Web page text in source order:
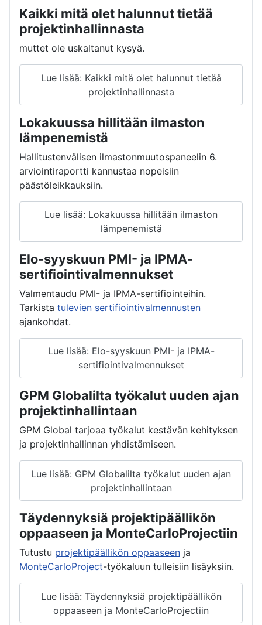
Kaikki mitä olet halunnut tietää
projektinhallinnasta
muttet ole uskaltanut kysyä.
Lue lisää: Kaikki mitä olet halunnut tietää
projektinhallinnasta
Lokakuussa hillitään ilmaston
lämpenemistä
Hallitustenvälisen ilmastonmuutospaneelin 6.
arviointiraportti kannustaa nopeisiin
päästöleikkauksiin.
Lue lisää: Lokakuussa hillitään ilmaston
lämpenemistä
Elo-syyskuun PMI- ja IPMA-
sertifiointivalmennukset
Valmentaudu PMI- ja IPMA-sertifiointeihin.
Tarkista tulevien sertifiointivalmennusten
ajankohdat.
Lue lisää: Elo-syyskuun PMI- ja IPMA-
sertifiointivalmennukset
GPM Globalilta työkalut uuden ajan
projektinhallintaan
GPM Global tarjoaa työkalut kestävän kehityksen
ja projektinhallinnan yhdistämiseen.
Lue lisää: GPM Globalilta työkalut uuden ajan
projektinhallintaan
Täydennyksiä projektipäällikön
oppaaseen ja MonteCarloProjectiin
Tutustu projektipäällikön oppaaseen ja
MonteCarloProject-työkaluun tulleisiin lisäyksiin.
Lue lisää: Täydennyksiä projektipäällikön
oppaaseen ja MonteCarloProjectiin